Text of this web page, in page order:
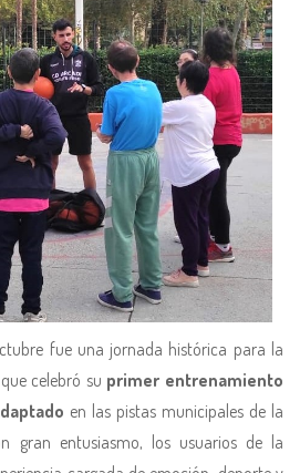
fue una jornada histórica para la
celebró su primer entrenamiento
en las pistas municipales de la
gran entusiasmo, los usuarios de la